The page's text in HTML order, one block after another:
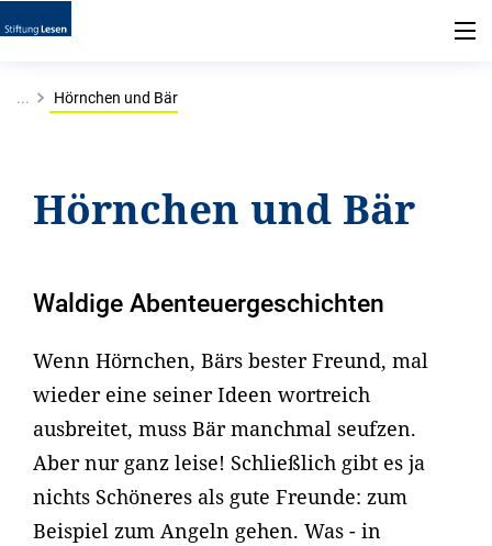
... Hörnchen und Bär
Hörnchen und Bär
Waldige Abenteuergeschichten
Wenn Hörnchen, Bärs bester Freund, mal
wieder eine seiner Ideen wortreich
ausbreitet, muss Bär manchmal seufzen.
Aber nur ganz leise! Schließlich gibt es ja
nichts Schöneres als gute Freunde: zum
Beispiel zum Angeln gehen. Was - in